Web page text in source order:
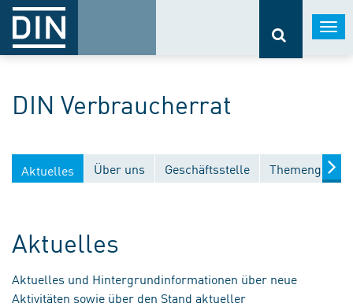
DIN Verbraucherrat
Aktuelles Über uns Geschäftsstelle
Aktuelles
Aktuelles und Hintergrundinformationen über neue
Aktivitäten sowie über den Stand aktueller